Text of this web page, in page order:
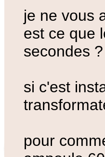
je ne vous
est ce que
secondes ?
si c'est
pour